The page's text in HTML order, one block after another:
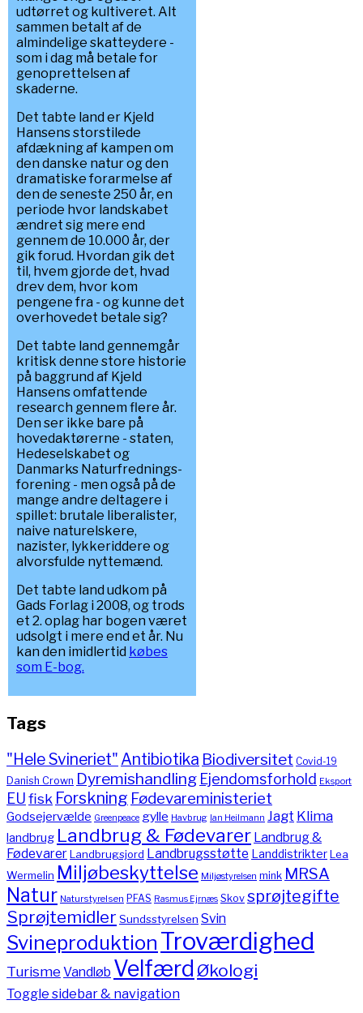
udtørret og kultiveret. Alt
sammen betalt af de
almindelige skatteydere -
som i dag må betale for
genoprettelsen af
skaderne.
Det tabte land er Kjeld
Hansens storstilede
afdækning af kampen om
den danske natur og den
dramatiske forarmelse af
den de seneste 250 år, en
periode hvor landskabet
ændret sig mere end
gennem de 10.000 år, der
gik forud. Hvordan gik det
til, hvem gjorde det, hvad
drev dem, hvor kom
pengene fra - og kunne det
overhovedet betale sig?
Det tabte land gennemgår
kritisk denne store historie
på baggrund af Kjeld
Hansens omfattende
research gennem flere år.
Den ser ikke bare på
hovedaktørerne - staten,
Hedeselskabet og
Danmarks Naturfrednings-
forening - men også på de
mange andre deltagere i
spillet: brutale liberalister,
naive naturelskere,
nazister, lykkeriddere og
alvorsfulde nyttemænd.
Det tabte land udkom på
Gads Forlag i 2008, og trods
et 2. oplag har bogen været
udsolgt i mere end et år. Nu
kan den imidlertid købes
som E-bog.
Tags
"Hele Svineriet" Antibiotika Biodiversitet Covid-19
Danish Crown Dyremishandling Ejendomsforhold Eksport
EUfisk Forskning Fødevareministeriet
Godsejervælde Greenpeace gylle Havbrug Ian Heilmann Jagt Klima
landbrug Landbrug & Fødevarer Landbrug &
FødevarerLandbrugsjord Landbrugsstøtte LanddistrikterLea
Wermelin Miljøbeskyttelse Miljøstyrelsen mink MRSA
Natur Naturstyrelsen PFAS Rasmus Ejrnæs Skov sprøjtegifte
Sprøjtemidler Sundsstyrelsen Svin
Svineproduktion Troværdighed
TurismeVandløb Velfærd Økologi
Toggle sidebar & navigation